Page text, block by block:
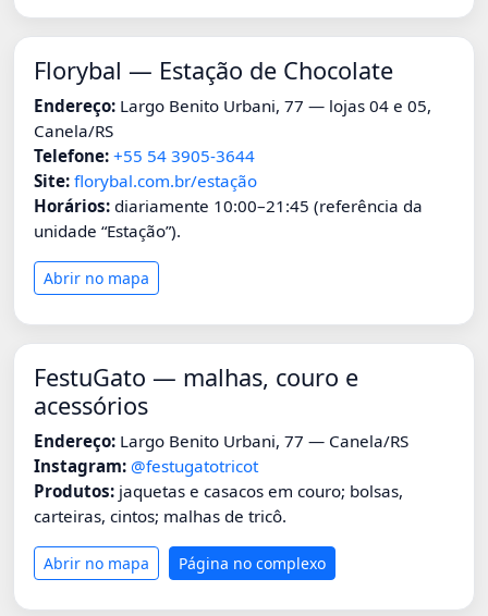
Florybal — Estação de Chocolate
Endereço:Largo Benito Urbani, 77 — lojas 04 e 05,
Canela/RS
Telefone: +55 54 3905-3644
Site: florybal.com.br/estação
Horários:diariamente 10:00–21:45 (referência da
unidade “Estação”).
Abrir no mapa
FestuGato — malhas, couro e
acessórios
Endereço:Largo Benito Urbani, 77 — Canela/RS
Instagram: @festugatotricot
Produtos:jaquetas e casacos em couro; bolsas,
carteiras, cintos; malhas de tricô.
Abrir no mapa Página no complexo